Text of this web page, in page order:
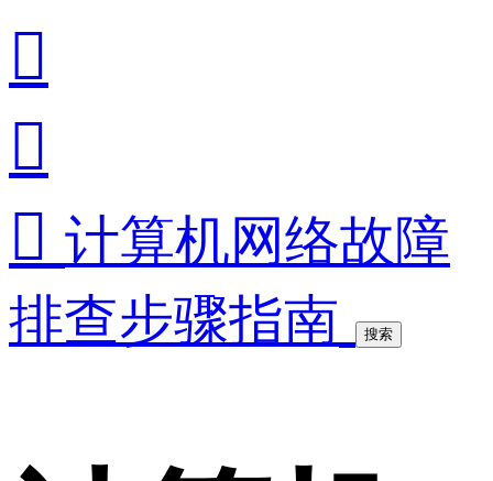


 计算机网络故障
排查步骤指南
搜索